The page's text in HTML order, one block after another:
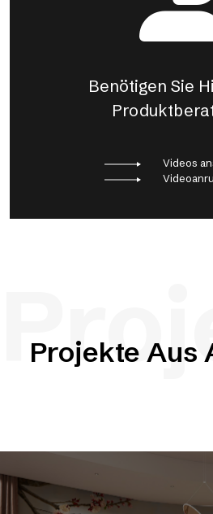
Benötigen Sie
Videos
Projekte Aus